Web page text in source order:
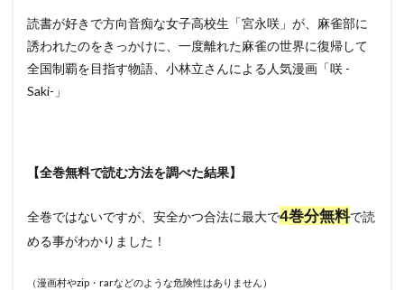
読書が好きで方向音痴な女子高校生「宮永咲」が、麻雀部に
誘われたのをきっかけに、一度離れた麻雀の世界に復帰して
全国制覇を目指す物語、小林立さんによる人気漫画「咲 -
Saki-」
【全巻無料で読む方法を調べた結果】
全巻ではないですが、安全かつ合法に最大で4巻分無料で読
める事がわかりました！
（漫画村やzip・rarなどのような危険性はありません）